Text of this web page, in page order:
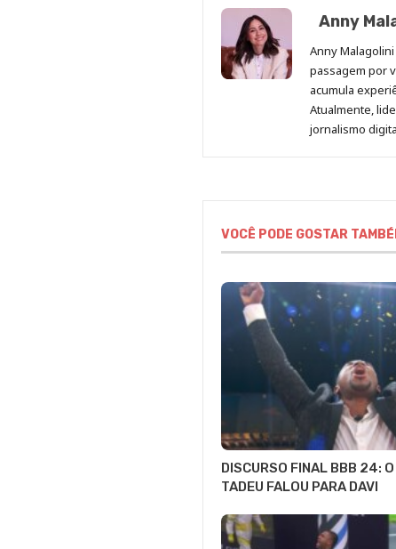
Anny
Anny
passagem por
acumula
Atualmente,
jornalismo
VOCÊ PODE GOSTAR
DISCURSO FINAL BBB 24: O
TADEU FALOU PARA DAVI